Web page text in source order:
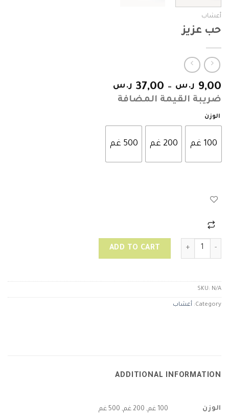
أعشاب
حب عزيز
9,00 ر.س –
37,00 ر.س
ضريبة القيمة المضافة
الوزن
100 غم 200 غم 500 غم
حب عزيز quantity
ADD TO CART
SKU: N/A
Category: أعشاب
ADDITIONAL INFORMATION
الوزن 100 غم, 200 غم, 500 غم